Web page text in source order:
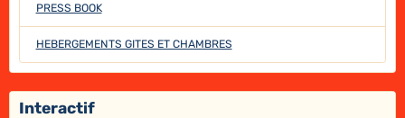
PRESS BOOK
HEBERGEMENTS GITES ET CHAMBRES
Interactif